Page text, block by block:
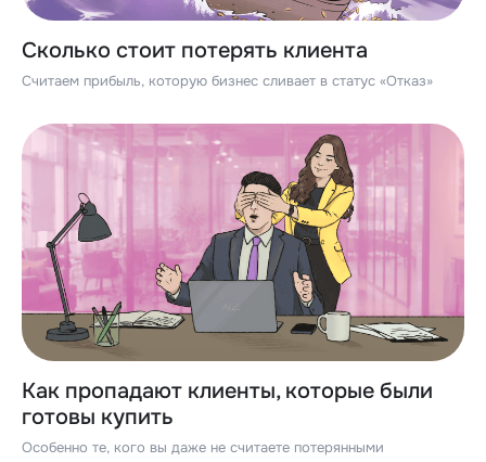
Сколько стоит потерять клиента
Считаем прибыль, которую бизнес сливает в статус «Отказ»
Как пропадают клиенты, которые были
готовы купить
Особенно те, кого вы даже не считаете потерянными